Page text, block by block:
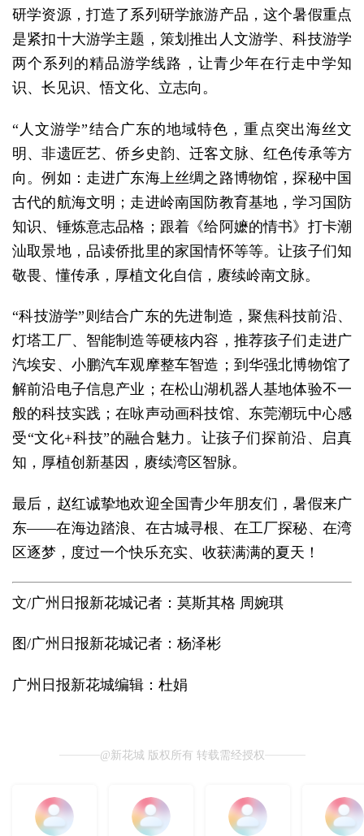
研学资源，打造了系列研学旅游产品，这个暑假重点
是紧扣十大游学主题，策划推出人文游学、科技游学
两个系列的精品游学线路，让青少年在行走中学知
识、长见识、悟文化、立志向。
“人文游学”结合广东的地域特色，重点突出海丝文
明、非遗匠艺、侨乡史韵、迁客文脉、红色传承等方
向。例如：走进广东海上丝绸之路博物馆，探秘中国
古代的航海文明；走进岭南国防教育基地，学习国防
知识、锤炼意志品格；跟着《给阿嬷的情书》打卡潮
汕取景地，品读侨批里的家国情怀等等。让孩子们知
敬畏、懂传承，厚植文化自信，赓续岭南文脉。
“科技游学”则结合广东的先进制造，聚焦科技前沿、
灯塔工厂、智能制造等硬核内容，推荐孩子们走进广
汽埃安、小鹏汽车观摩整车智造；到华强北博物馆了
解前沿电子信息产业；在松山湖机器人基地体验不一
般的科技实践；在咏声动画科技馆、东莞潮玩中心感
受“文化+科技”的融合魅力。让孩子们探前沿、启真
知，厚植创新基因，赓续湾区智脉。
最后，赵红诚挚地欢迎全国青少年朋友们，暑假来广
东——在海边踏浪、在古城寻根、在工厂探秘、在湾
区逐梦，度过一个快乐充实、收获满满的夏天！
文/广州日报新花城记者：莫斯其格 周婉琪
图/广州日报新花城记者：杨泽彬
广州日报新花城编辑：杜娟
@新花城 版权所有 转载需经授权